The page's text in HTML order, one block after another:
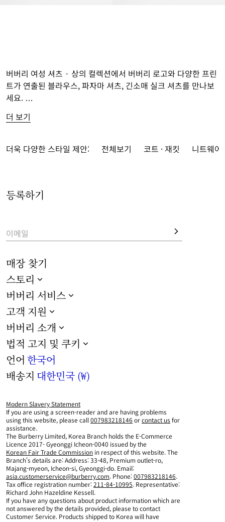
버버리 여성 셔츠 · 상의 컬렉션에서 버버리 로고와 다양한 프린
트가 연출된 블라우스, 파자마 셔츠, 긴소매 실크 셔츠를 만나보
세요.
버버리 체크
셔츠와 상의를 선보입니다.
보세요.
더 보기
더욱 다양한 스타일 제안: 전체보기 코트 · 재킷 니트웨어
등록하기
이메일
매장 찾기
스토리
버버리 서비스
고객 지원
버버리 소개
법적 고지 및 쿠키
언어 한국어
배송지 대한민국 (₩)
Modern Slavery Statement
If you are using a screen-reader and are having problems
using this website, please call007983218146 orcontact us for
assistance.
The Burberry Limited, Korea Branch holds the E-Commerce
Licence 2017- Gyeonggi Icheon-0040 issued by the
Korean Fair Trade Commission in respect of this website. The
Branch's details are: Address: 33-48, Premium outlet-ro,
Majang-myeon, Icheon-si, Gyeonggi-do. Email:
asia.customerservice@burberry.com. Phone:007983218146.
Tax office registration number:211-84-10995. Representative:
Richard John Hazeldine Kessell.
If you have any questions about product information which are
not answered by the details provided, please to contact
Customer Service. Products shipped to Korea will have